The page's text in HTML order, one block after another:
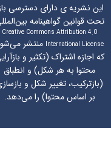
این نشریه ی دارای دسترسی باز،
تحت قوانین گواهینامه بین‌المللی
Creative Commons Attribution 4.0
International Licenseمنتشر می‌شود
که اجازه اشتراک (تکثیر و بازآرایی
محتوا به هر شکل) و انطباق
(بازترکیب، تغییر شکل و بازسازی
بر اساس محتوا) را می‌دهد.